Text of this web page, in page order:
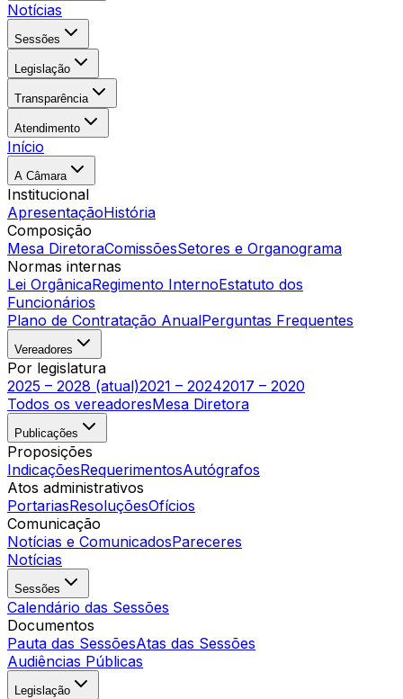
Notícias
Sessões
Legislação
Transparência
Atendimento
Início
A Câmara
Institucional
ApresentaçãoHistória
Composição
Mesa DiretoraComissõesSetores e Organograma
Normas internas
Lei OrgânicaRegimento InternoEstatuto dos
Funcionários
Plano de Contratação AnualPerguntas Frequentes
Vereadores
Por legislatura
2025 – 2028 (atual)2021 – 20242017 – 2020
Todos os vereadoresMesa Diretora
Publicações
Proposições
IndicaçõesRequerimentosAutógrafos
Atos administrativos
PortariasResoluçõesOfícios
Comunicação
Notícias e ComunicadosPareceres
Notícias
Sessões
Calendário das Sessões
Documentos
Pauta das SessõesAtas das Sessões
Audiências Públicas
Legislação